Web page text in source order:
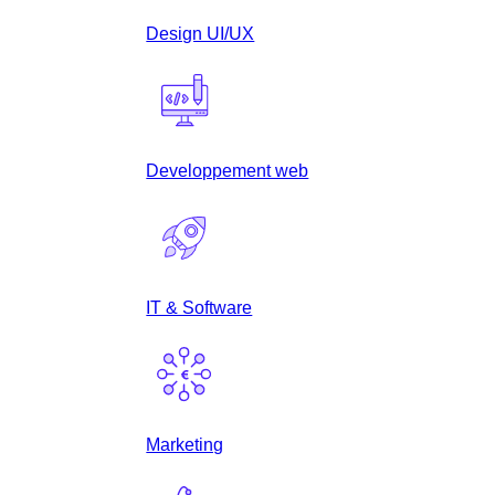
Design UI/UX
Developpement web
IT & Software
Marketing